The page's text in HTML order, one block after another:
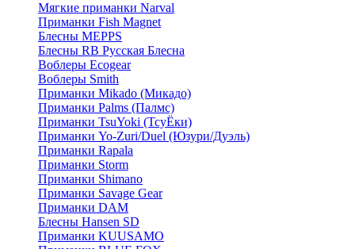
Мягкие приманки Narval
Приманки Fish Magnet
Блесны MEPPS
Блесны RB Русская Блесна
Воблеры Ecogear
Воблеры Smith
Приманки Mikado (Микадо)
Приманки Palms (Палмс)
Приманки TsuYoki (ТсуЁки)
Приманки Yo-Zuri/Duel (Юзури/Дуэль)
Приманки Rapala
Приманки Storm
Приманки Shimano
Приманки Savage Gear
Приманки DAM
Блесны Hansen SD
Приманки KUUSAMO